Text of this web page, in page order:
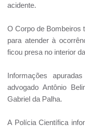
acidente.
O Corpo de Bombeiros
para atender à
ficou presa no interior
Informações
advogado Antônio
Gabriel da Palha.
A Polícia Científica